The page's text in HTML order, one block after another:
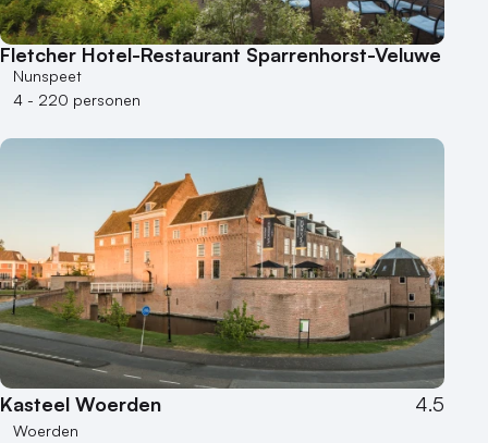
Fletcher Hotel-Restaurant Sparrenhorst-Veluwe
Nunspeet
4 - 220 personen
Kasteel Woerden 4.5
Woerden